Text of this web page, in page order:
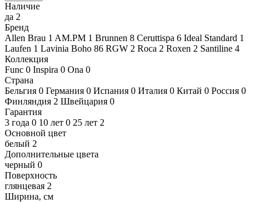
Наличие
да 2
Бренд
Allen Brau 1 AM.PM 1 Brunnen 8 Ceruttispa 6 Ideal Standard 1
Laufen 1 Lavinia Boho 86 RGW 2 Roca 2 Roxen 2 Santiline 4
Коллекция
Func 0 Inspira 0 Ona 0
Страна
Бельгия 0 Германия 0 Испания 0 Италия 0 Китай 0 Россия 0
Финляндия 2 Швейцария 0
Гарантия
3 года 0 10 лет 0 25 лет 2
Основной цвет
белый 2
Дополнительные цвета
черный 0
Поверхность
глянцевая 2
Ширина, см